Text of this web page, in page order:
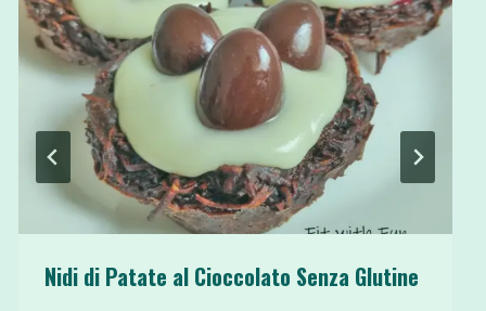
Nidi di Patate al Cioccolato Senza Glutine